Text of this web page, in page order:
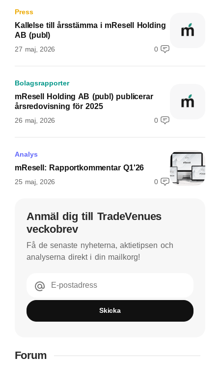
Press
Kallelse till årsstämma i mResell Holding
AB (publ)
27 maj, 2026 0
Bolagsrapporter
mResell Holding AB (publ) publicerar
årsredovisning för 2025
26 maj, 2026 0
Analys
mResell: Rapportkommentar Q1'26
25 maj, 2026 0
Anmäl dig till TradeVenues
veckobrev
Få de senaste nyheterna, aktietipsen och
analyserna direkt i din mailkorg!
E-postadress
Skicka
Forum